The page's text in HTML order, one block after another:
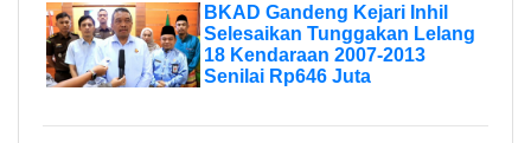
BKAD Gandeng Kejari Inhil
Selesaikan Tunggakan Lelang
18 Kendaraan 2007-2013
Senilai Rp646 Juta